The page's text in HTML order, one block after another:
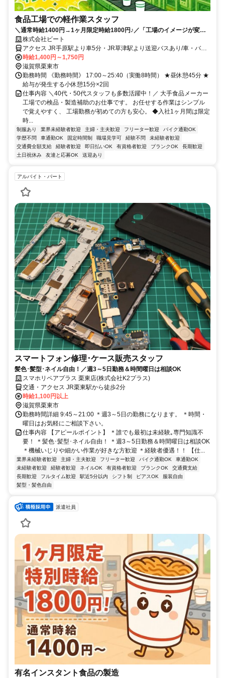
食品工場での軽作業スタッフ
＼通常時給1400円→1ヶ月限定時給1800円♪／「工場のイメージが変わ
った」そんな声も聞かれる職場♪キレイな工場◎Wi-Fiや充電設備やマッ
サージチェアを完備！
株式会社ビート
アクセス JR手原駅より車5分・JR草津駅より送迎バスあり/車・バイ
ク・自転車通勤
時給1,400円～1,750円
滋賀県栗東市
勤務時間 《勤務時間》 17:00～25:40（実働8時間） ★昼休憩45分 ★
給与が発生する小休憩15分×2回
仕事内容 ＼40代・50代スタッフも多数活躍中！／ 大手食品メーカー
工場での検品・製造補助のお仕事です。 お任せする作業はシンプル
で覚えやすく、 工場勤務が初めての方も安心。 ◆入社1ヶ月間は限定
時...
制服あり 業界未経験者歓迎 主婦・主夫歓迎 フリーター歓迎
バイク通勤OK
学歴不問
車通勤OK 固定時間制 職場見学可 経験不問
未経験者歓迎
交通費全額支給
経験者歓迎 即日払いOK 有資格者歓迎 ブランクOK
長期歓迎
土日祝休み
友達と応募OK 送迎あり
アルバイト・パート
スマートフォン修理･ケース販売スタッフ
髪色･髪型･ネイル自由！／週3～5日勤務＆時間曜日は相談OK
スマホリペアプラス 栗東店(株式会社K2プラス)
交通・アクセス JR栗東駅から徒歩2分
時給1,100円以上
滋賀県栗東市
勤務時間詳細 9:45～21:00 ＊週3～5日の勤務になります。 ＊時間・
曜日はお気軽にご相談下さい。
仕事内容 【アピールポイント】 ＊誰でも最初は未経験｡専門知識不
要！ ＊髪色･髪型･ネイル自由！ ＊週3～5日勤務＆時間曜日は相談OK
＊機械いじりや細かい作業が好きな方歓迎 ＊経験者優遇！！ 【仕...
業界未経験者歓迎 主婦・主夫歓迎 フリーター歓迎 バイク通勤OK
車通勤OK
未経験者歓迎
経験者歓迎 ネイルOK 有資格者歓迎 ブランクOK
交通費支給
長期歓迎
フルタイム歓迎 駅近5分以内 シフト制 ピアスOK
服装自由
髪型・髪色自由
派遣社員
有名インスタント食品の製造